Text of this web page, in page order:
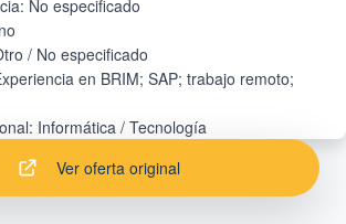
en BRIM; SAP; trabajo remoto;
Ver oferta original